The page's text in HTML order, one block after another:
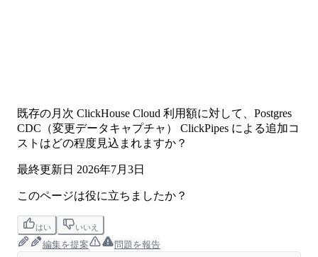
既存の月次 ClickHouse Cloud 利用額に対して、Postgres
CDC（変更データキャプチャ） ClickPipes による追加コ
ストはどの程度見込まれますか？
最終更新日 2026年7月3日
このページは役に立ちましたか？
はい いいえ
編集を提案 問題を報告